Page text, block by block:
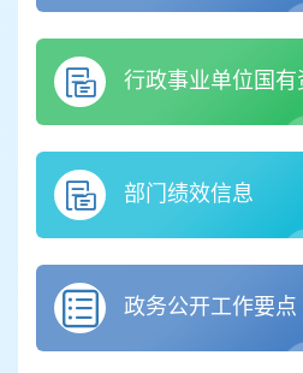
行政事业单位国
部门绩效信息
政务公开工作要点